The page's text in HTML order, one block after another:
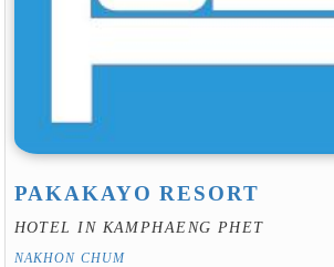
PAKAKAYO RESORT
HOTEL IN KAMPHAENG PHET
NAKHON CHUM